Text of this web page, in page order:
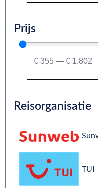
Prijs
€ 355 — € 1.802
Reisorganisatie
TUI